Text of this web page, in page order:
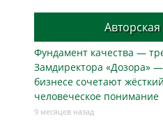
Фундамент качества —
Замдиректора «Дозора»
бизнесe сочетают
человеческое понимание
9 месяцев назад